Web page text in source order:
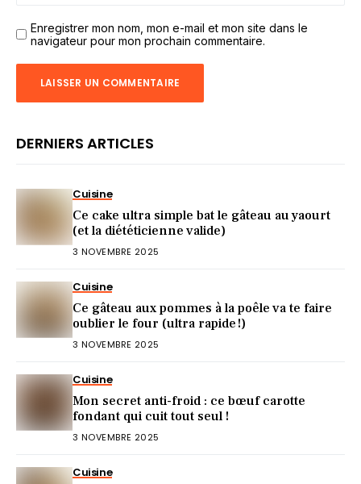
Enregistrer mon nom, mon e-mail et mon site dans le
navigateur pour mon prochain commentaire.
DERNIERS ARTICLES
Cuisine
Ce cake ultra simple bat le gâteau au yaourt
(et la diététicienne valide)
3 NOVEMBRE 2025
Cuisine
Ce gâteau aux pommes à la poêle va te faire
oublier le four (ultra rapide !)
3 NOVEMBRE 2025
Cuisine
Mon secret anti-froid : ce bœuf carotte
fondant qui cuit tout seul !
3 NOVEMBRE 2025
Cuisine